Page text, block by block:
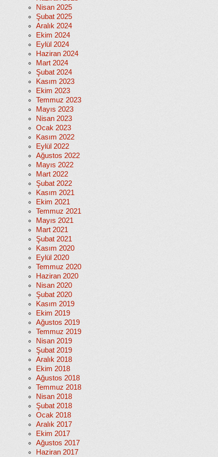
Nisan 2025
Şubat 2025
Aralık 2024
Ekim 2024
Eylül 2024
Haziran 2024
Mart 2024
Şubat 2024
Kasım 2023
Ekim 2023
Temmuz 2023
Mayıs 2023
Nisan 2023
Ocak 2023
Kasım 2022
Eylül 2022
Ağustos 2022
Mayıs 2022
Mart 2022
Şubat 2022
Kasım 2021
Ekim 2021
Temmuz 2021
Mayıs 2021
Mart 2021
Şubat 2021
Kasım 2020
Eylül 2020
Temmuz 2020
Haziran 2020
Nisan 2020
Şubat 2020
Kasım 2019
Ekim 2019
Ağustos 2019
Temmuz 2019
Nisan 2019
Şubat 2019
Aralık 2018
Ekim 2018
Ağustos 2018
Temmuz 2018
Nisan 2018
Şubat 2018
Ocak 2018
Aralık 2017
Ekim 2017
Ağustos 2017
Haziran 2017